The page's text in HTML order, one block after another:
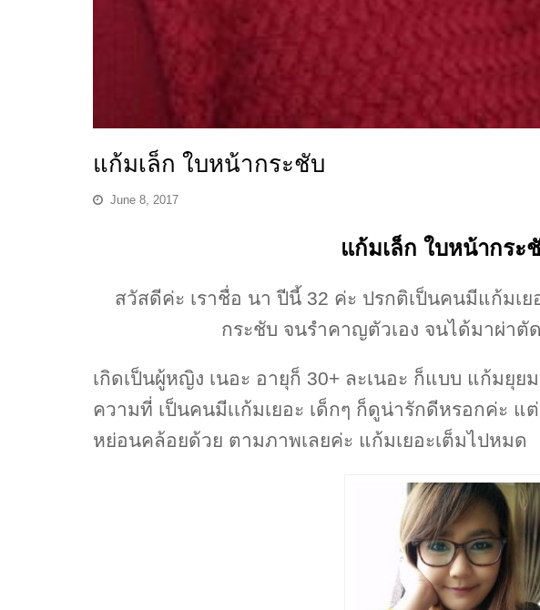
แก้มเล็ก ใบหน้ากระชับ
June 8, 2017
แก้มเล็ก ใบหน้ากระ
สวัสดีค่ะ เราชื่อ นา ปีนี้ 32 ค่ะ ปรกติเป็นคนมีแก้มเย
กระชับ จนรำคาญตัวเอง จนได้มาผ่าตั
เกิดเป็นผู้หญิง เนอะ อายุก็ 30+ ละเนอะ ก็แบบ แก้มยุย
ความที่ เป็นคนมีเเก้มเยอะ เด็กๆ ก็ดูน่ารักดีหรอกค่ะ
หย่อนคล้อยด้วย ตามภาพเลยค่ะ แก้มเยอะเต็มไปหมด